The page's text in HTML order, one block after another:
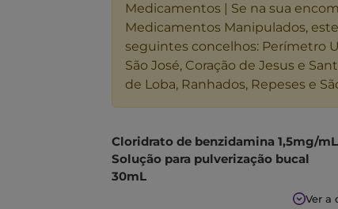
Medicamentos | Se na sua
Medicamentos Manipulados,
seguintes concelhos: Perímetro
São José, Coração de Jesus e
de Loba, Ranhados, Repeses e
Cloridrato de benzidamina 1,5mg/mL
Solução para pulverização bucal
30mL
Ver a